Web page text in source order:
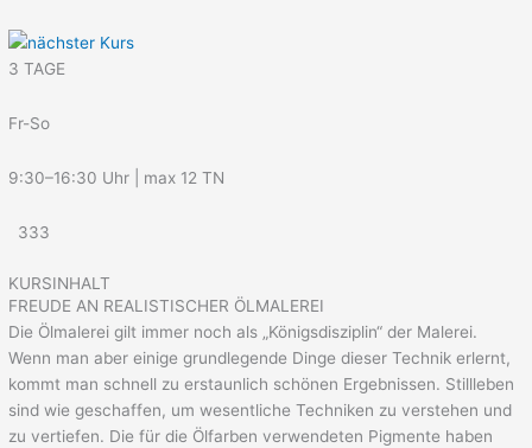
3 TAGE
Fr-So
9:30–16:30 Uhr | max 12 TN
333
KURSINHALT
FREUDE AN REALISTISCHER ÖLMALEREI
Die Ölmalerei gilt immer noch als „Königsdisziplin“ der Malerei.
Wenn man aber einige grundlegende Dinge dieser Technik erlernt,
kommt man schnell zu erstaunlich schönen Ergebnissen. Stillleben
sind wie geschaffen, um wesentliche Techniken zu verstehen und
zu vertiefen. Die für die Ölfarben verwendeten Pigmente haben